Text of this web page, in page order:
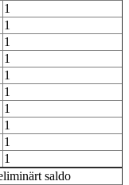
1
1
1
1
1
1
1
1
1
1
saldo